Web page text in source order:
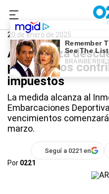
0221.com.ar
20 de enero de 2025
ARBA lanza
para buenos
impuestos
La medida alcanza al
Embarcaciones
vencimientos
marzo.
Seguí a 0221 en
Por 0221